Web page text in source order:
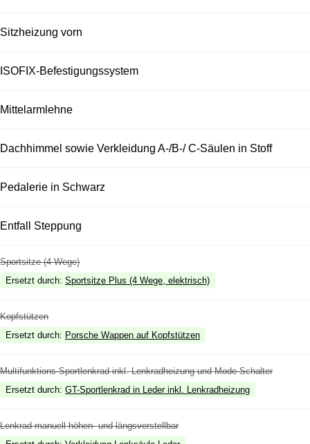
Sitzheizung vorn
ISOFIX-Befestigungssystem
Mittelarmlehne
Dachhimmel sowie Verkleidung A-/B-/ C-Säulen in Stoff
Pedalerie in Schwarz
Entfall Steppung
Sportsitze (4 Wege)
Ersetzt durch: Sportsitze Plus (4 Wege, elektrisch)
Kopfstützen
Ersetzt durch: Porsche Wappen auf Kopfstützen
Multifunktions-Sportlenkrad inkl. Lenkradheizung und Mode-Schalter
Ersetzt durch: GT-Sportlenkrad in Leder inkl. Lenkradheizung
Lenkrad manuell höhen- und längsverstellbar